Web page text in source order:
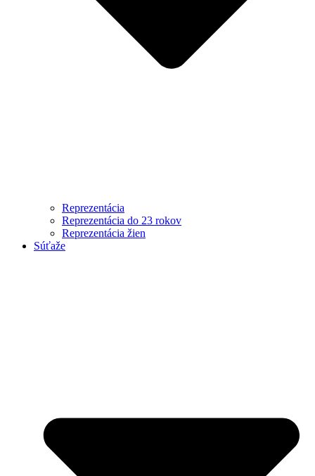
Reprezentácia
Reprezentácia do 23 rokov
Reprezentácia žien
Súťaže